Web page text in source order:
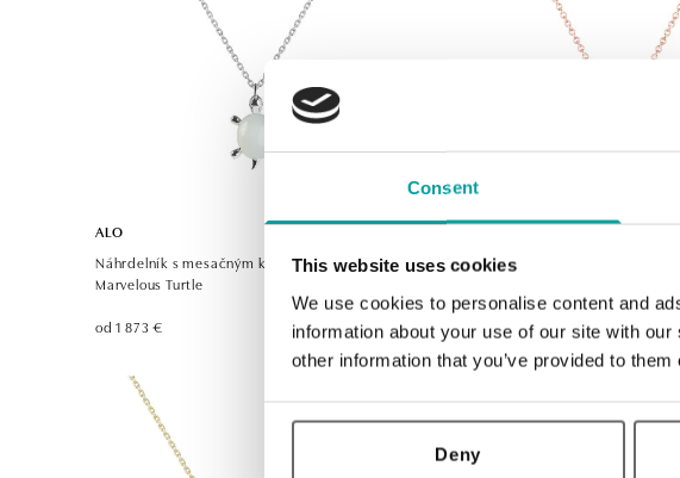
Consent
This website uses cookies
We use cookies to personalise content and
information about your use of our site with
other information that you’ve provided to
Deny
ALO
Náhrdelník s mesačným kameňom a diamantmi
Marvelous Turtle
od 1 873 €
ALO
Náhrdelník s diamantmi a
od 1 190 €